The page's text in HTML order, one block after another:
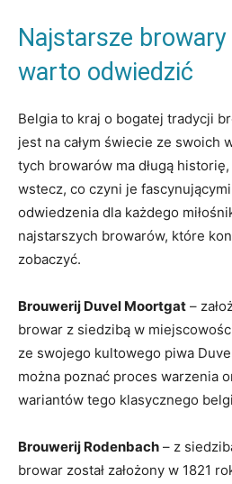
Najstarsze⁤
warto odwiedzić
Belgia ‍to‌ kraj ‌o⁣ bogatej tradycji
jest na całym świecie ze swoich
tych browarów ma ​długą‌
wstecz, co czyni je
odwiedzenia​ dla każdego‌
najstarszych browarów, które
zobaczyć.
Brouwerij Duvel ​Moortgat ⁣–
browar z ⁤siedzibą⁢ w
ze swojego kultowego piwa
można poznać proces warzenia
wariantów tego‍ klasycznego
Brouwerij⁢ Rodenbach – ‍z⁤
browar został założony ‍w‌ 1821